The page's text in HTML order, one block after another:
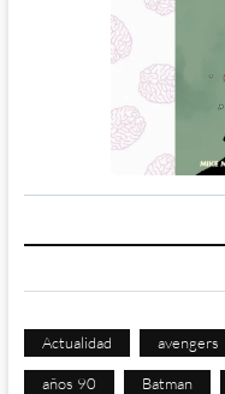
Actualidad avengers
años 90 Batman